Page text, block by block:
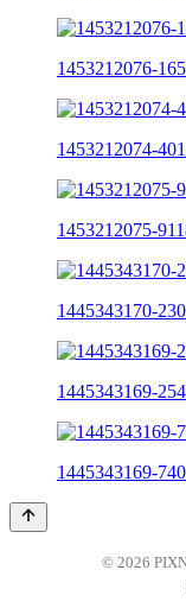
1453212076-
1453212074-
1453212075-
1445343170-
1445343169-
1445343169-
© 2026